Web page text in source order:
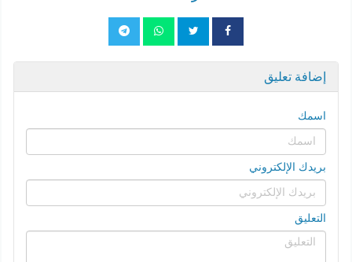
إضافة تعليق
اسمك
بريدك الإلكتروني
التعليق